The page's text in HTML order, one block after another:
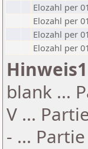
Elozahl per
Elozahl per
Elozahl per
Elozahl per
Hinweis1
blank ...
V ...
- ...